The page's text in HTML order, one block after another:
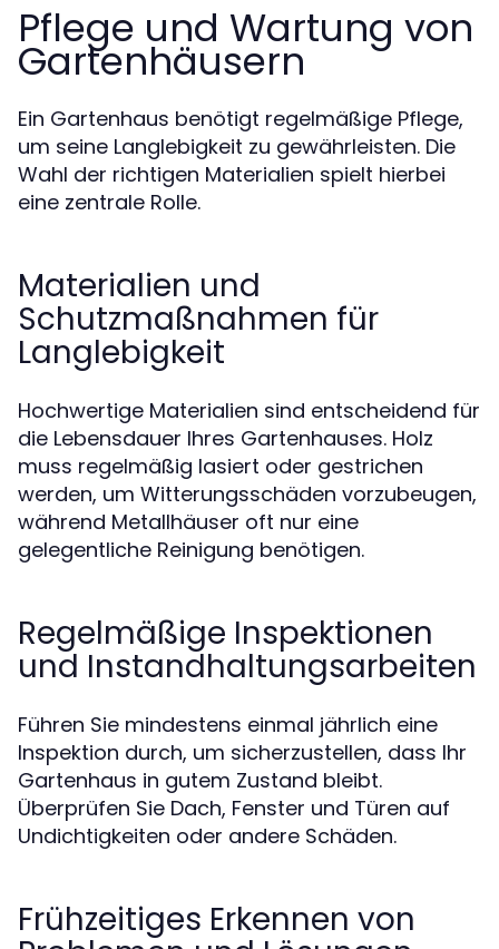
Pflege und Wartung von
Gartenhäusern
Ein Gartenhaus benötigt regelmäßige Pflege,
um seine Langlebigkeit zu gewährleisten. Die
Wahl der richtigen Materialien spielt hierbei
eine zentrale Rolle.
Materialien und
Schutzmaßnahmen für
Langlebigkeit
Hochwertige Materialien sind entscheidend für
die Lebensdauer Ihres Gartenhauses. Holz
muss regelmäßig lasiert oder gestrichen
werden, um Witterungsschäden vorzubeugen,
während Metallhäuser oft nur eine
gelegentliche Reinigung benötigen.
Regelmäßige Inspektionen
und Instandhaltungsarbeiten
Führen Sie mindestens einmal jährlich eine
Inspektion durch, um sicherzustellen, dass Ihr
Gartenhaus in gutem Zustand bleibt.
Überprüfen Sie Dach, Fenster und Türen auf
Undichtigkeiten oder andere Schäden.
Frühzeitiges Erkennen von